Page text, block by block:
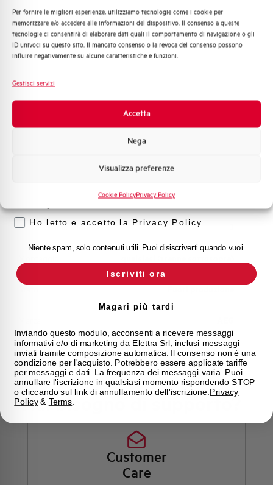
Per fornire le migliori esperienze, utilizziamo tecnologie come i cookie per
memorizzare e/o accedere alle informazioni del dispositivo. Il consenso a queste
tecnologie ci consentirà di elaborare dati quali il comportamento di navigazione o gli
ID univoci su questo sito. Il mancato consenso o la revoca del consenso possono
influire negativamente su alcune caratteristiche e funzioni.
Gestisci servizi
Accetta
Nega
Visualizza preferenze
Cookie PolicyPrivacy Policy
Capacità dei terminali 1…35 mm²
Adatto al sezionamento
Temperatura di impiego -25/+55 °C
Temperatura di riferimento (°C)
Classe di limitazione
Hai bisogno di supporto?
Customer
Care
Quali argomenti ti interessano di più?
Distribuzione di Energia
Automazione Industriale
Sistema Quadri
Promozioni e offerte
Formazione tecnica
Voglio ricevere aggiornamenti, novità di
Ho letto e accetto la Privacy Policy
Niente spam, solo contenuti utili. Puoi disiscriverti quando vuoi.
Iscriviti ora
Magari più tardi
Inviando questo modulo, acconsenti a ricevere messaggi
informativi e/o di marketing da Elettra Srl, inclusi messaggi
inviati tramite composizione automatica. Il consenso non è una
condizione per l'acquisto. Potrebbero essere applicate tariffe
per messaggi e dati. La frequenza dei messaggi varia. Puoi
annullare l'iscrizione in qualsiasi momento rispondendo STOP
o cliccando sul link di annullamento dell'iscrizione. Privacy
Policy& Terms